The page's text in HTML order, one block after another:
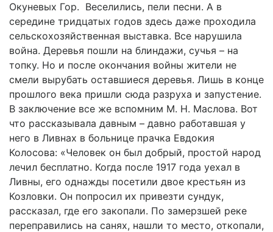
Окуневых Гор. Веселились, пели песни. А в
середине тридцатых годов здесь даже проходила
сельскохозяйственная выставка. Все нарушила
война. Деревья пошли на блиндажи, сучья – на
топку. Но и после окончания войны жители не
смели вырубать оставшиеся деревья. Лишь в конце
прошлого века пришли сюда разруха и запустение.
В заключение все же вспомним М. Н. Маслова. Вот
что рассказывала давным – давно работавшая у
него в Ливнах в больнице прачка Евдокия
Колосова: «Человек он был добрый, простой народ
лечил бесплатно. Когда после 1917 года уехал в
Ливны, его однажды посетили двое крестьян из
Козловки. Он попросил их привезти сундук,
рассказал, где его закопали. По замерзшей реке
переправились на санях, нашли то место, откопали,